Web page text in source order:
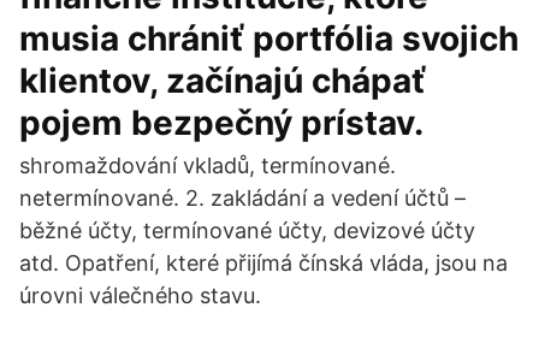
musia chrániť portfólia svojich
klientov, začínajú chápať
pojem bezpečný prístav.
shromaždování vkladů, termínované.
netermínované. 2. zakládání a vedení účtů –
běžné účty, termínované účty, devizové účty
atd. Opatření, které přijímá čínská vláda, jsou na
úrovni válečného stavu.